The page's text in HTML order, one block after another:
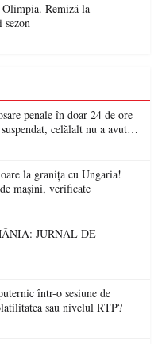
Remiză la
penale în doar 24 de ore
celălalt nu a avut
la granița cu Ungaria!
mașini, verificate
JURNAL DE
într-o sesiune de
sau nivelul RTP?